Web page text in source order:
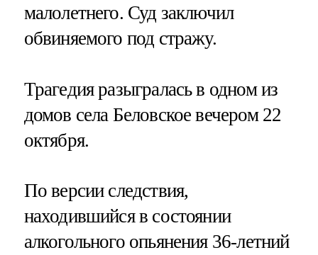
малолетнего. Суд заключил
обвиняемого под стражу.
Трагедия разыгралась в одном из
домов села Беловское вечером 22
октября.
По версии следствия,
находившийся в состоянии
алкогольного опьянения 36-летний